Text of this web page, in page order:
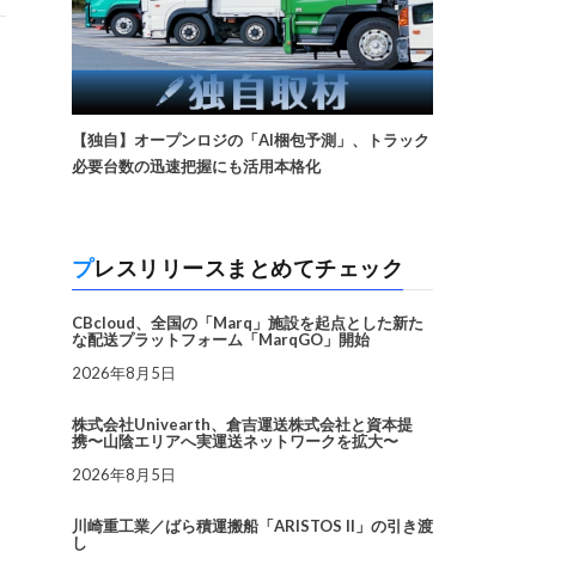
【独自】オープンロジの「AI梱包予測」、トラック
必要台数の迅速把握にも活用本格化
プレスリリースまとめてチェック
CBcloud、全国の「Marq」施設を起点とした新た
な配送プラットフォーム「MarqGO」開始
2026年8月5日
株式会社Univearth、倉吉運送株式会社と資本提
携〜山陰エリアへ実運送ネットワークを拡大〜
2026年8月5日
川崎重工業／ばら積運搬船「ARISTOS II」の引き渡
し